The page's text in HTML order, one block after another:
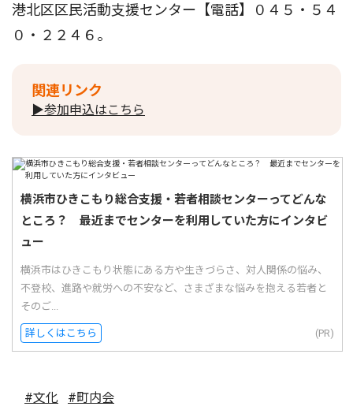
港北区区民活動支援センター【電話】０４５・５４
０・２２４６。
関連リンク
▶参加申込はこちら
横浜市ひきこもり総合支援・若者相談センターってどんな
ところ？ 最近までセンターを利用していた方にインタビ
ュー
横浜市はひきこもり状態にある方や生きづらさ、対人関係の悩み、
不登校、進路や就労への不安など、さまざまな悩みを抱える若者と
そのご...
詳しくはこちら (PR)
#文化 #町内会